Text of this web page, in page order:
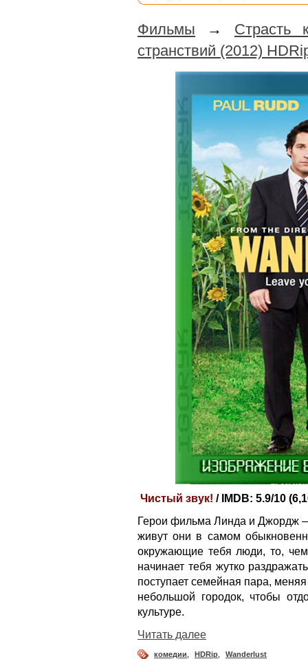
Фильмы → Страсть
странствий (2012)
Чистый звук! / IMDB: 5.9/10
Герои фильма Линда и Джордж
живут они в самом
окружающие тебя люди, то,
начинает тебя жутко
поступает семейная пара,
небольшой городок, чтобы
культуре.
Читать далее
комедии HDRip Wanderlust